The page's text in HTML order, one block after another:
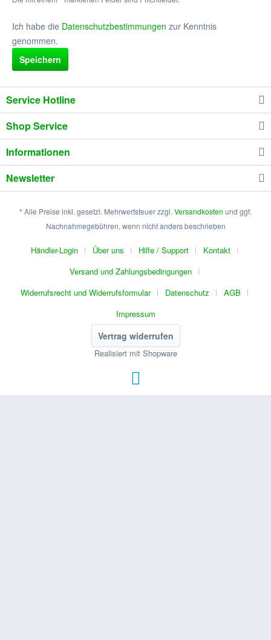
Ich habe die Datenschutzbestimmungen zur Kenntnis
genommen.
Speichern
Service Hotline
Shop Service
Informationen
Newsletter
* Alle Preise inkl. gesetzl. Mehrwertsteuer zzgl. Versandkosten und ggf.
Nachnahmegebühren, wenn nicht anders beschrieben
Händler-Login Über uns Hilfe / Support
Kontakt
Versand und Zahlungsbedingungen
Widerrufsrecht und Widerrufsformular
Datenschutz
AGB
Impressum
Vertrag widerrufen
Realisiert mit Shopware